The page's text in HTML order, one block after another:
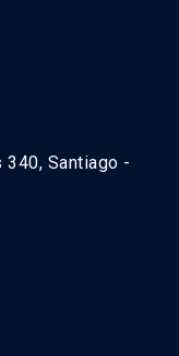
340, Santiago -